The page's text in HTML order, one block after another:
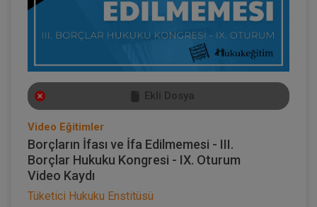
Ekli Dosya
Video Eğitimler
Borçların İfası ve İfa Edilmemesi - III.
Borçlar Hukuku Kongresi - IX. Oturum
Video Kaydı
Tüketici Hukuku Enstitüsü